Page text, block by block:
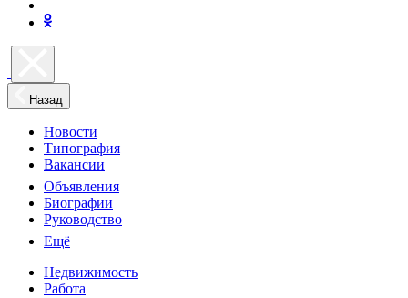
Назад
Новости
Типография
Вакансии
Объявления
Биографии
Руководство
Ещё
Недвижимость
Работа